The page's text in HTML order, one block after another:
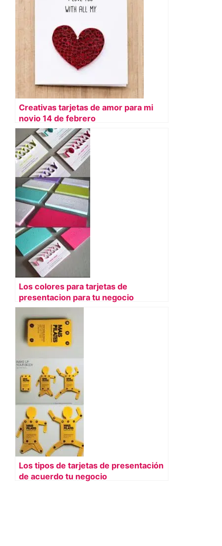
Creativas tarjetas de amor para mi
novio 14 de febrero
Los colores para tarjetas de
presentacion para tu negocio
Los tipos de tarjetas de presentación
de acuerdo tu negocio